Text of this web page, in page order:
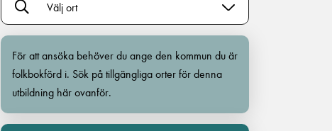
Välj ort
För att ansöka behöver du ange den kommun du är
folkbokförd i. Sök på tillgängliga orter för denna
utbildning här ovanför.